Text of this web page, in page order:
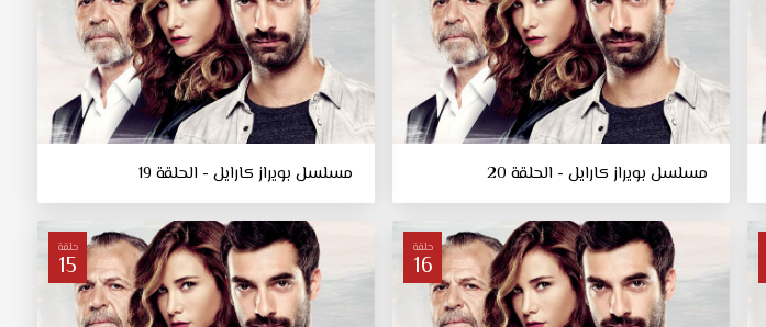
مسلسل بويراز كارايل - الحلقة 20 مسلسل بويراز كارايل - الحلقة 19
حلقة
16
حلقة
15